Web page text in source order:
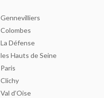
Défense
Hauts de Seine
d’Oise